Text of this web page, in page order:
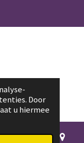
Door
u hiermee